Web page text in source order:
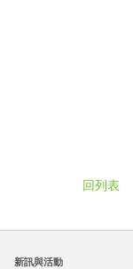
回列表
新訊與活動